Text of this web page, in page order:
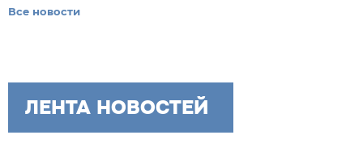
Все новости
ЛЕНТА НОВОСТЕЙ